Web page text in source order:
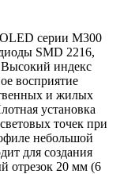
серии M300
SMD 2216,
Высокий индекс
восприятие
и жилых
установка
точек при
небольшой
для создания
отрезок 20 мм (6